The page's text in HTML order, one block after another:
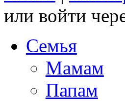
или войти
Семья
Мамам
Папам